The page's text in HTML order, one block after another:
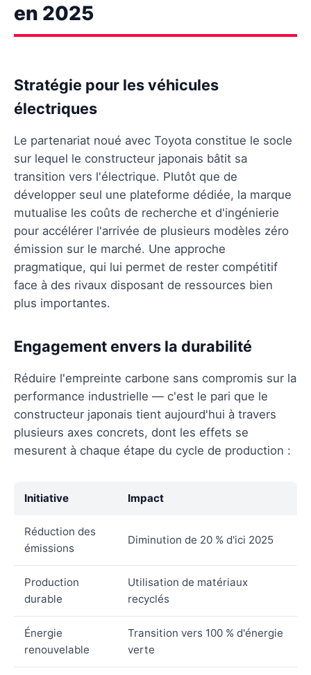
en 2025
Stratégie pour les véhicules
électriques
Le partenariat noué avec Toyota constitue le socle
sur lequel le constructeur japonais bâtit sa
transition vers l'électrique. Plutôt que de
développer seul une plateforme dédiée, la marque
mutualise les coûts de recherche et d'ingénierie
pour accélérer l'arrivée de plusieurs modèles zéro
émission sur le marché. Une approche
pragmatique, qui lui permet de rester compétitif
face à des rivaux disposant de ressources bien
plus importantes.
Engagement envers la durabilité
Réduire l'empreinte carbone sans compromis sur la
performance industrielle — c'est le pari que le
constructeur japonais tient aujourd'hui à travers
plusieurs axes concrets, dont les effets se
mesurent à chaque étape du cycle de production :
Initiative Impact
Réduction des
émissions
Diminution de 20 % d'ici 2025
Production
durable
Utilisation de matériaux
recyclés
Énergie
renouvelable
Transition vers 100 % d'énergie
verte